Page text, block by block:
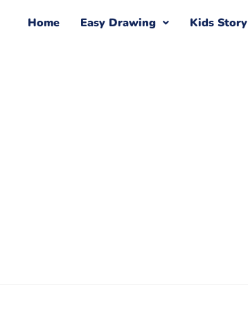
Home Easy Drawing Kids Story